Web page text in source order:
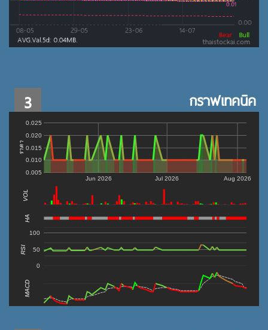
3 กราฟเทคนิค
Jun 2026 Jul 2026 Aug 2026
0.005
0.010
0.015
0.020
0.025
ราคา
VOL
HA
0
50
100
RSI
MACD